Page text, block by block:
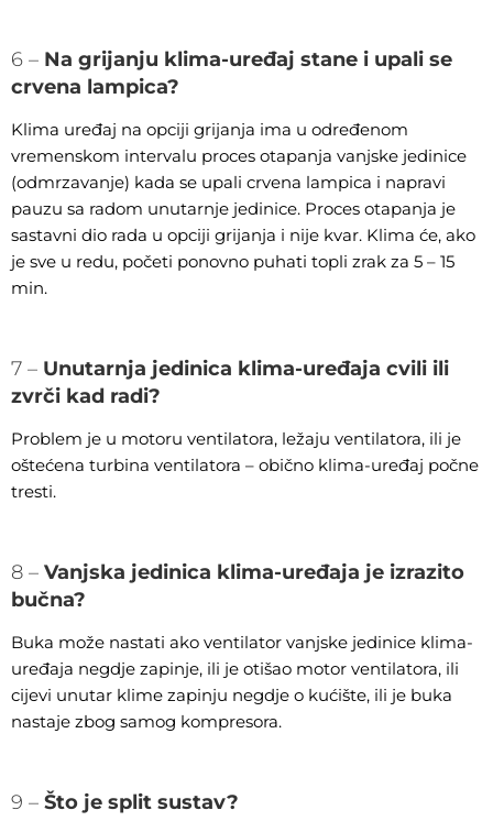
6 – Na grijanju klima-uređaj stane i upali se
crvena lampica?
Klima uređaj na opciji grijanja ima u određenom
vremenskom intervalu proces otapanja vanjske jedinice
(odmrzavanje) kada se upali crvena lampica i napravi
pauzu sa radom unutarnje jedinice. Proces otapanja je
sastavni dio rada u opciji grijanja i nije kvar. Klima će, ako
je sve u redu, početi ponovno puhati topli zrak za 5 – 15
min.
7 – Unutarnja jedinica klima-uređaja cvili ili
zvrči kad radi?
Problem je u motoru ventilatora, ležaju ventilatora, ili je
oštećena turbina ventilatora – obično klima-uređaj počne
tresti.
8 – Vanjska jedinica klima-uređaja je izrazito
bučna?
Buka može nastati ako ventilator vanjske jedinice klima-
uređaja negdje zapinje, ili je otišao motor ventilatora, ili
cijevi unutar klime zapinju negdje o kućište, ili je buka
nastaje zbog samog kompresora.
9 – Što je split sustav?